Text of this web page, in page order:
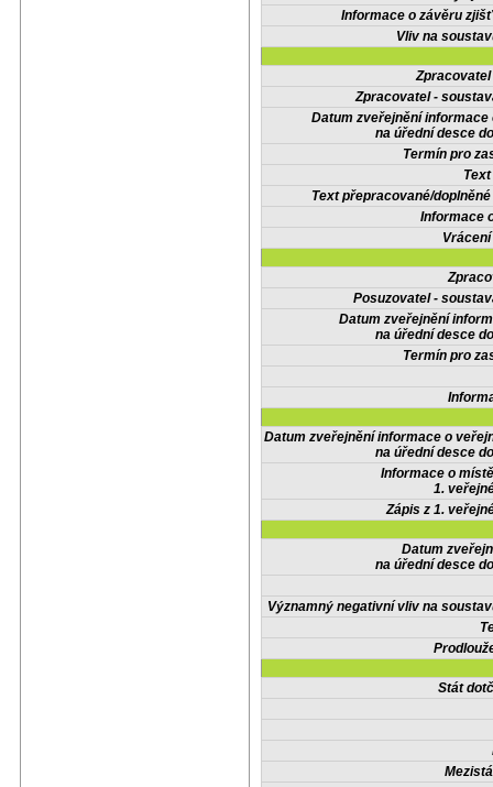
Informace o závěru
Vliv na
Zpracovatel -
Datum zveřejnění informace
na úřední desce
Termín pro
Text přepracované/
Informace
Posuzovatel -
Datum zveřejnění
na úřední desce
Termín pro
Datum zveřejnění informace o
na úřední desce
Informace o
1.
Zápis z 1.
Datum
na úřední desce
Významný negativní vliv na
Stát